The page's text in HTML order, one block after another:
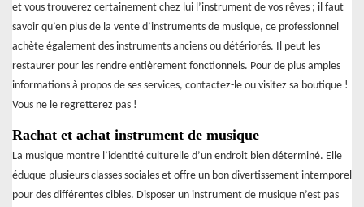
et vous trouverez certainement chez lui l’instrument de vos rêves ; il faut
savoir qu’en plus de la vente d’instruments de musique, ce professionnel
achète également des instruments anciens ou détériorés. Il peut les
restaurer pour les rendre entièrement fonctionnels. Pour de plus amples
informations à propos de ses services, contactez-le ou visitez sa boutique !
Vous ne le regretterez pas !
Rachat et achat instrument de musique
La musique montre l’identité culturelle d’un endroit bien déterminé. Elle
éduque plusieurs classes sociales et offre un bon divertissement intemporel
pour des différentes cibles. Disposer un instrument de musique n’est pas